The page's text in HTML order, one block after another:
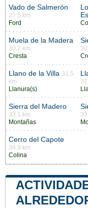
Vado de Salmerón
27.5 km
Ford
Muela de la Madera
30.2 km
Cresta
Llano de la Villa 31.5
km
Llanura(s)
Sierra del Madero
33.1 km
Montañas
Cerro del Capote
34.9 km
Colina